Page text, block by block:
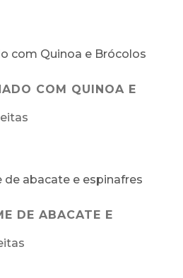
COM QUINOA E
DE ABACATE E